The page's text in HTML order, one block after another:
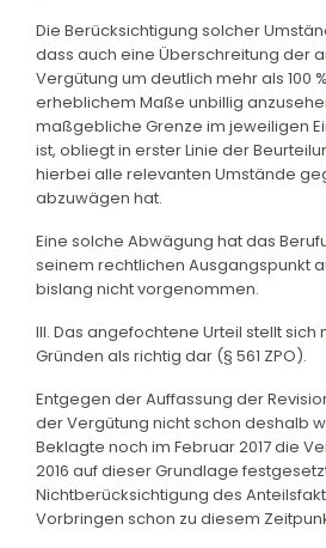
Die Berücksichtigung solcher
dass auch eine Überschreitung der
Vergütung um deutlich mehr als 100
erheblichem Maße unbillig
maßgebliche Grenze im jeweiligen
ist, obliegt in erster Linie der
hierbei alle relevanten Umstände
abzuwägen hat.
Eine solche Abwägung hat das
seinem rechtlichen Ausgangspunkt
bislang nicht vorgenommen.
III. Das angefochtene Urteil stellt sich
Gründen als richtig dar (§ 561 ZPO).
Entgegen der Auffassung der
der Vergütung nicht schon deshalb
Beklagte noch im Februar 2017 die
2016 auf dieser Grundlage
Nichtberücksichtigung des
Vorbringen schon zu diesem